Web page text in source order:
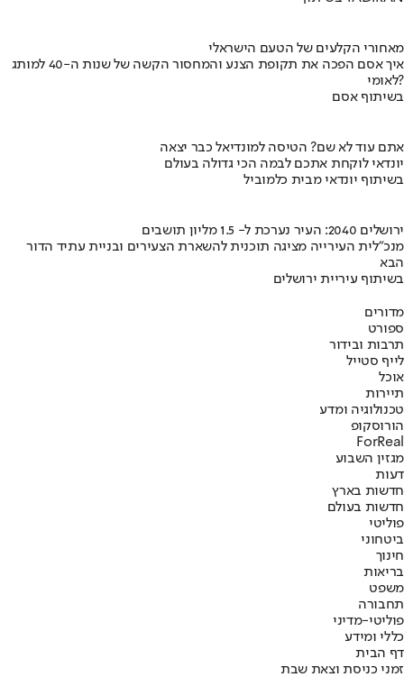
מאחורי הקלעים של הטעם הישראלי
איך אסם הפכה את תקופת הצנע והמחסור הקשה של שנות ה-40 למותג
לאומי?
בשיתוף אסם
אתם עוד לא שם? הטיסה למונדיאל כבר יצאה
יונדאי לוקחת אתכם לבמה הכי גדולה בעולם
בשיתוף יונדאי מבית כלמוביל
ירושלים 2040: העיר נערכת ל- 1.5 מליון תושבים
מנכ"לית העירייה מציגה תוכנית להשארת הצעירים ובניית עתיד הדור
הבא
בשיתוף עיריית ירושלים
מדורים
ספורט
תרבות ובידור
לייף סטייל
אוכל
תיירות
טכנולוגיה ומדע
הורוסקופ
ForReal
מגזין השבוע
דעות
חדשות בארץ
חדשות בעולם
פוליטי
ביטחוני
חינוך
בריאות
משפט
תחבורה
פוליטי-מדיני
כללי ומידע
דף הבית
זמני כניסת וצאת שבת